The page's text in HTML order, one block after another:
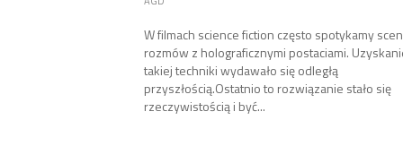
W filmach science fiction często spotykamy
rozmów z holograficznymi postaciami.
takiej techniki wydawało się odległą
przyszłością.Ostatnio to rozwiązanie stało się
rzeczywistością i być...